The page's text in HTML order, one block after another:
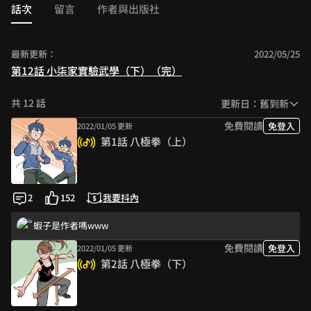
話次 留言 作者與出版社
最新更新： 2022/05/25
第12話 小柒家實驗武學（下）（完）
共 12 話 更新日：舊到新
2022/01/05 更新 免費閱讀 免登入
第1話 八極拳（上）
2 152 我要抖內
蝦子是作者嗎www
以前第一次接觸武術就是高中時期的八極拳，看了回憶都回來了XD
蝦子是作者嗎www
2022/01/05 更新 免費閱讀 免登入
第2話 八極拳（下）